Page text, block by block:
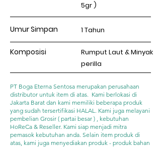
5gr )
Umur Simpan 1 Tahun
Komposisi
Rumput Laut & Minyak
perilla
PT Boga Eterna Sentosa merupakan perusahaan
distributor untuk item di atas. Kami berlokasi di
Jakarta Barat dan kami memiliki beberapa produk
yang sudah tersertifikasi HALAL. Kami juga melayani
pembelian Grosir ( partai besar ) , kebutuhan
HoReCa & Reseller. Kami siap menjadi mitra
pemasok kebutuhan anda. Selain item produk di
atas, kami juga menyediakan produk - produk bahan